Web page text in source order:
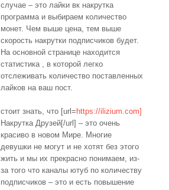
случае – это лайки вк накрутка
программа и выбираем количество
монет. Чем выше цена, тем выше
скорость накрутки подписчиков будет.
На основной странице находится
статистика , в которой легко
отслеживать количество поставленных
лайков на ваш пост.
стоит знать, что [url= https://ilizium.com]
Накрутка Друзей[/url] – это очень
красиво в новом Мире. Многие
девушки не могут и не хотят без этого
жить и мы их прекрасно понимаем, из-
за того что каналы ютуб по количеству
подписчиков – это и есть повышение